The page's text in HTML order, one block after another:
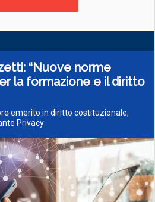
“Nuove norme
la formazione e il diritto
emerito in diritto costituzionale,
Privacy